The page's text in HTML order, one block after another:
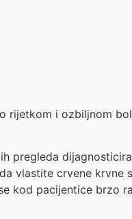
rijetkom i ozbiljnom
pregleda
vlastite crvene krvne
kod pacijentice brzo